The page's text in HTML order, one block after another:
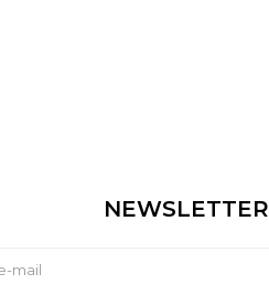
NEWSLETTER